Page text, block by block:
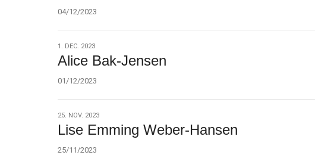
04/12/2023
1.
dec.
1. DEC. 2023
Alice Bak-Jensen
01/12/2023
25.
nov.
25. NOV. 2023
Lise Emming Weber-Hansen
25/11/2023